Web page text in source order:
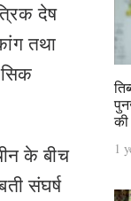
देष
तथा
के बीच
संघर्ष
की
1